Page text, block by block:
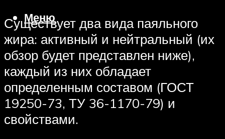
Меню
Существует два вида паяльного
жира: активный и нейтральный (их
обзор будет представлен ниже),
каждый из них обладает
определенным составом (ГОСТ
19250-73, ТУ 36-1170-79) и
свойствами.